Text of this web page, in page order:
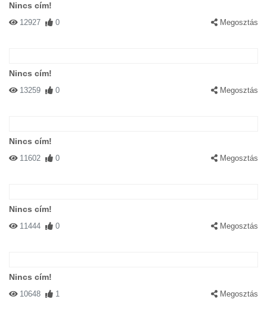
Nincs cím!
12927 0 Megosztás
Nincs cím!
13259 0 Megosztás
Nincs cím!
11602 0 Megosztás
Nincs cím!
11444 0 Megosztás
Nincs cím!
10648 1 Megosztás